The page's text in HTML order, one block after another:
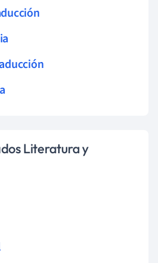
Literatura y